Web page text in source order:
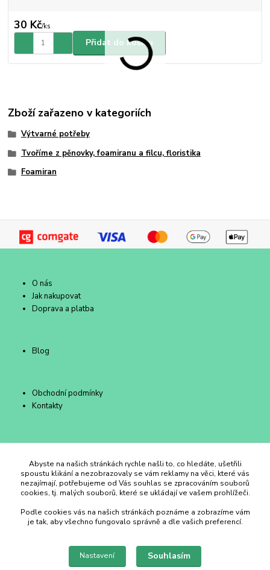
30 Kč/ks
Přidat do košíku
Zboží zařazeno v kategoriích
Výtvarné potřeby
Tvoříme z pěnovky, foamiranu a filcu, floristika
Foamiran
O nás
Jak nakupovat
Doprava a platba
Blog
Obchodní podmínky
Kontakty
Duhový Ateliér Kroměříž
+420 734 258 002
duhovyatelier@email.cz
Abyste na našich stránkách rychle našli to, co hledáte, ušetřili
spoustu klikání a nezobrazovaly se vám reklamy na věci, které vás
nezajímají, potřebujeme od Vás souhlas se zpracováním souborů
cookies, tj. malých souborů, které se ukládají ve vašem prohlížeči.
Podle cookies vás na našich stránkách poznáme a zobrazíme vám
je tak, aby všechno fungovalo správně a dle vašich preferencí.
Nastavení Souhlasím